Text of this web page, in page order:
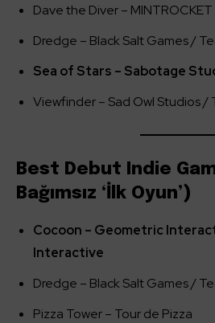
Dave the Diver – MINTROCKET
Dredge – Black Salt Games /
Sea of Stars – Sabotage
Viewfinder – Sad Owl Studios /
Best Debut Indie
Bağımsız ‘İlk Oyun’)
Cocoon – Geometric
Interactive
Dredge – Black Salt Games /
Pizza Tower – Tour de Pizza